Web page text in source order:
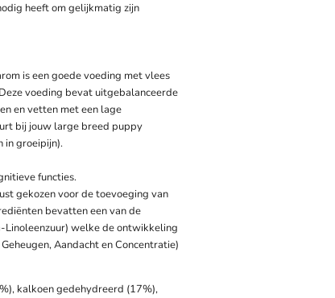
heeft om gelijkmatig zijn
is een goede voeding met vlees
voeding bevat uitgebalanceerde
en vetten met een lage
bij jouw large breed puppy
in groeipijn).
functies.
gekozen voor de toevoeging van
bevatten een van de
Linoleenzuur) welke de ontwikkeling
Aandacht en Concentratie)
kalkoen gedehydreerd (17%),